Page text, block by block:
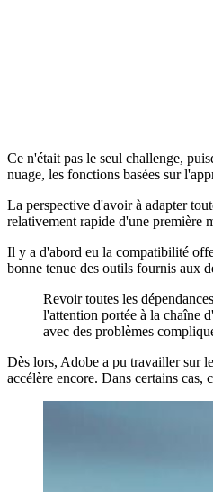
Ce n'était pas le seul challenge,
nuage, les fonctions basées sur
La perspective d'avoir à adapter
relativement rapide d'une première
Il y a d'abord eu la compatibilité
bonne tenue des outils fournis aux
Revoir toutes les
l'attention portée à la chaîne
avec des problèmes
Dès lors, Adobe a pu travailler sur
accélère encore. Dans certains